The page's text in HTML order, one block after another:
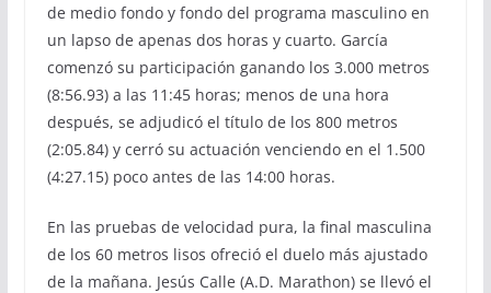
de medio fondo y fondo del programa masculino en
un lapso de apenas dos horas y cuarto. García
comenzó su participación ganando los 3.000 metros
(8:56.93) a las 11:45 horas; menos de una hora
después, se adjudicó el título de los 800 metros
(2:05.84) y cerró su actuación venciendo en el 1.500
(4:27.15) poco antes de las 14:00 horas.
En las pruebas de velocidad pura, la final masculina
de los 60 metros lisos ofreció el duelo más ajustado
de la mañana. Jesús Calle (A.D. Marathon) se llevó el